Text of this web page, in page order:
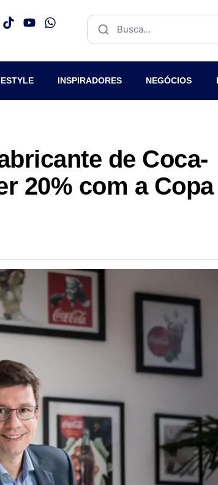
INSPIRADORES NEGÓCIOS
de Coca-
20% com a Copa